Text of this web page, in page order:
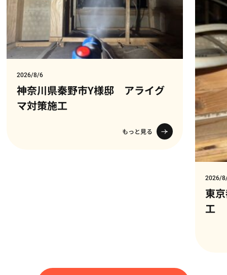
2026/8/6
神奈川県秦野市Y様邸 アライグ
マ対策施工
もっと見る
2026/
東
工